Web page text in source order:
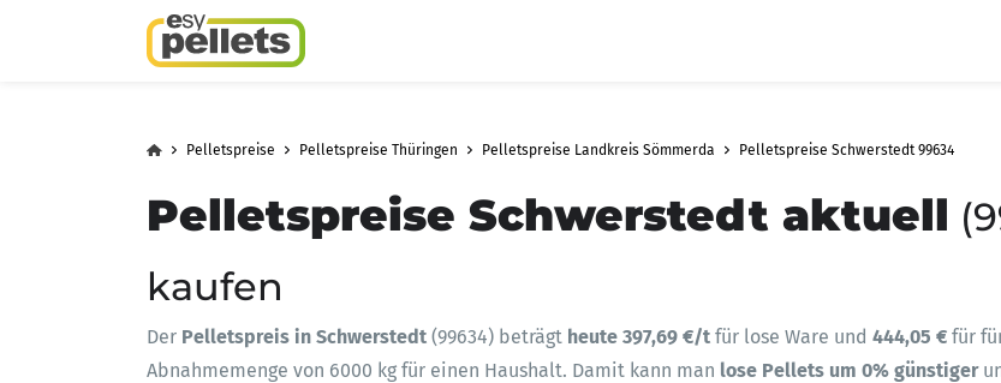
Pelletspreise Pelletspreise Thüringen Pelletspreise Landkreis Sömmerda Pelletspreise Schwerstedt 99634
Pelletspreise Schwerstedt aktuell
kaufen
Der Pelletspreis in Schwerstedt (99634) beträgt heute 397,69 €/t für lose Ware und 444,05 € für
Abnahmemenge von 6000 kg für einen Haushalt. Damit kann man lose Pellets um 0% günstiger